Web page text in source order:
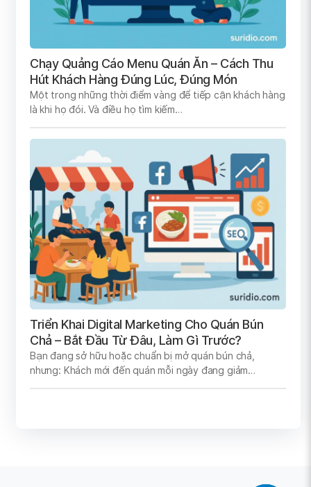
Chạy Quảng Cáo Menu Quán Ăn – Cách Thu
Hút Khách Hàng Đúng Lúc, Đúng Món
Một trong những thời điểm vàng để tiếp cận khách hàng
là khi họ đói. Và điều họ tìm kiếm…
Triển Khai Digital Marketing Cho Quán Bún
Chả – Bắt Đầu Từ Đâu, Làm Gì Trước?
Bạn đang sở hữu hoặc chuẩn bị mở quán bún chả,
nhưng: Khách mới đến quán mỗi ngày đang giảm…